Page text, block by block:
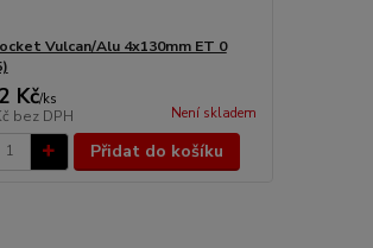
Vulcan/Alu 4x130mm ET 0
Kč/ks
bez DPH Není skladem
Přidat do košíku